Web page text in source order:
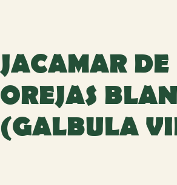
JACAMAR DE
OREJAS
(GALBULA